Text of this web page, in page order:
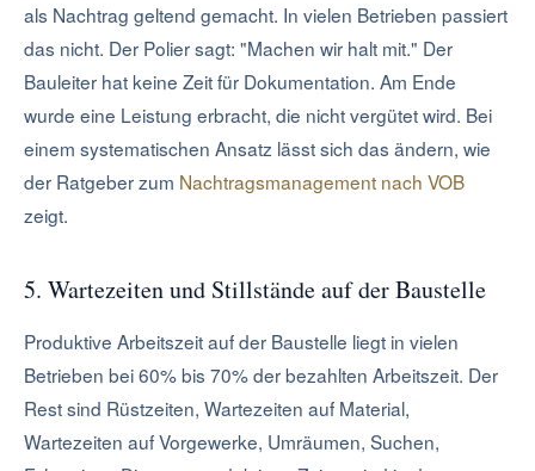
als Nachtrag geltend gemacht. In vielen Betrieben passiert
das nicht. Der Polier sagt: "Machen wir halt mit." Der
Bauleiter hat keine Zeit für Dokumentation. Am Ende
wurde eine Leistung erbracht, die nicht vergütet wird. Bei
einem systematischen Ansatz lässt sich das ändern, wie
der Ratgeber zum Nachtragsmanagement nach VOB
zeigt.
5. Wartezeiten und Stillstände auf der Baustelle
Produktive Arbeitszeit auf der Baustelle liegt in vielen
Betrieben bei 60% bis 70% der bezahlten Arbeitszeit. Der
Rest sind Rüstzeiten, Wartezeiten auf Material,
Wartezeiten auf Vorgewerke, Umräumen, Suchen,